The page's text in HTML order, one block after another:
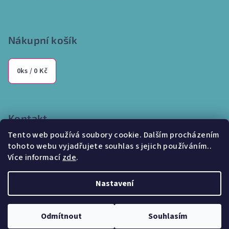
Tento web používá soubory cookie. Dalším procházením
tohoto webu vyjadřujete souhlas s jejich používáním..
Více informacízde.
Nastavení
Odmítnout Souhlasím
Nákupní košík
0ks / 0 Kč
Kontakt
info @internetparfem.cz
603 100 829
Internetparfem.cz